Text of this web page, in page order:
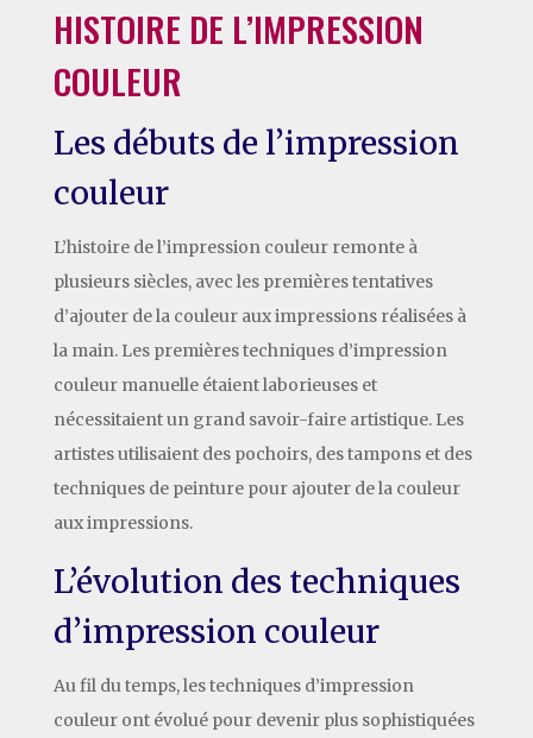
HISTOIRE DE L’IMPRESSION
COULEUR
Les débuts de l’impression
couleur
L’histoire de l’impression couleur remonte à
plusieurs siècles, avec les premières tentatives
d’ajouter de la couleur aux impressions réalisées à
la main. Les premières techniques d’impression
couleur manuelle étaient laborieuses et
nécessitaient un grand savoir-faire artistique. Les
artistes utilisaient des pochoirs, des tampons et des
techniques de peinture pour ajouter de la couleur
aux impressions.
L’évolution des techniques
d’impression couleur
Au fil du temps, les techniques d’impression
couleur ont évolué pour devenir plus sophistiquées